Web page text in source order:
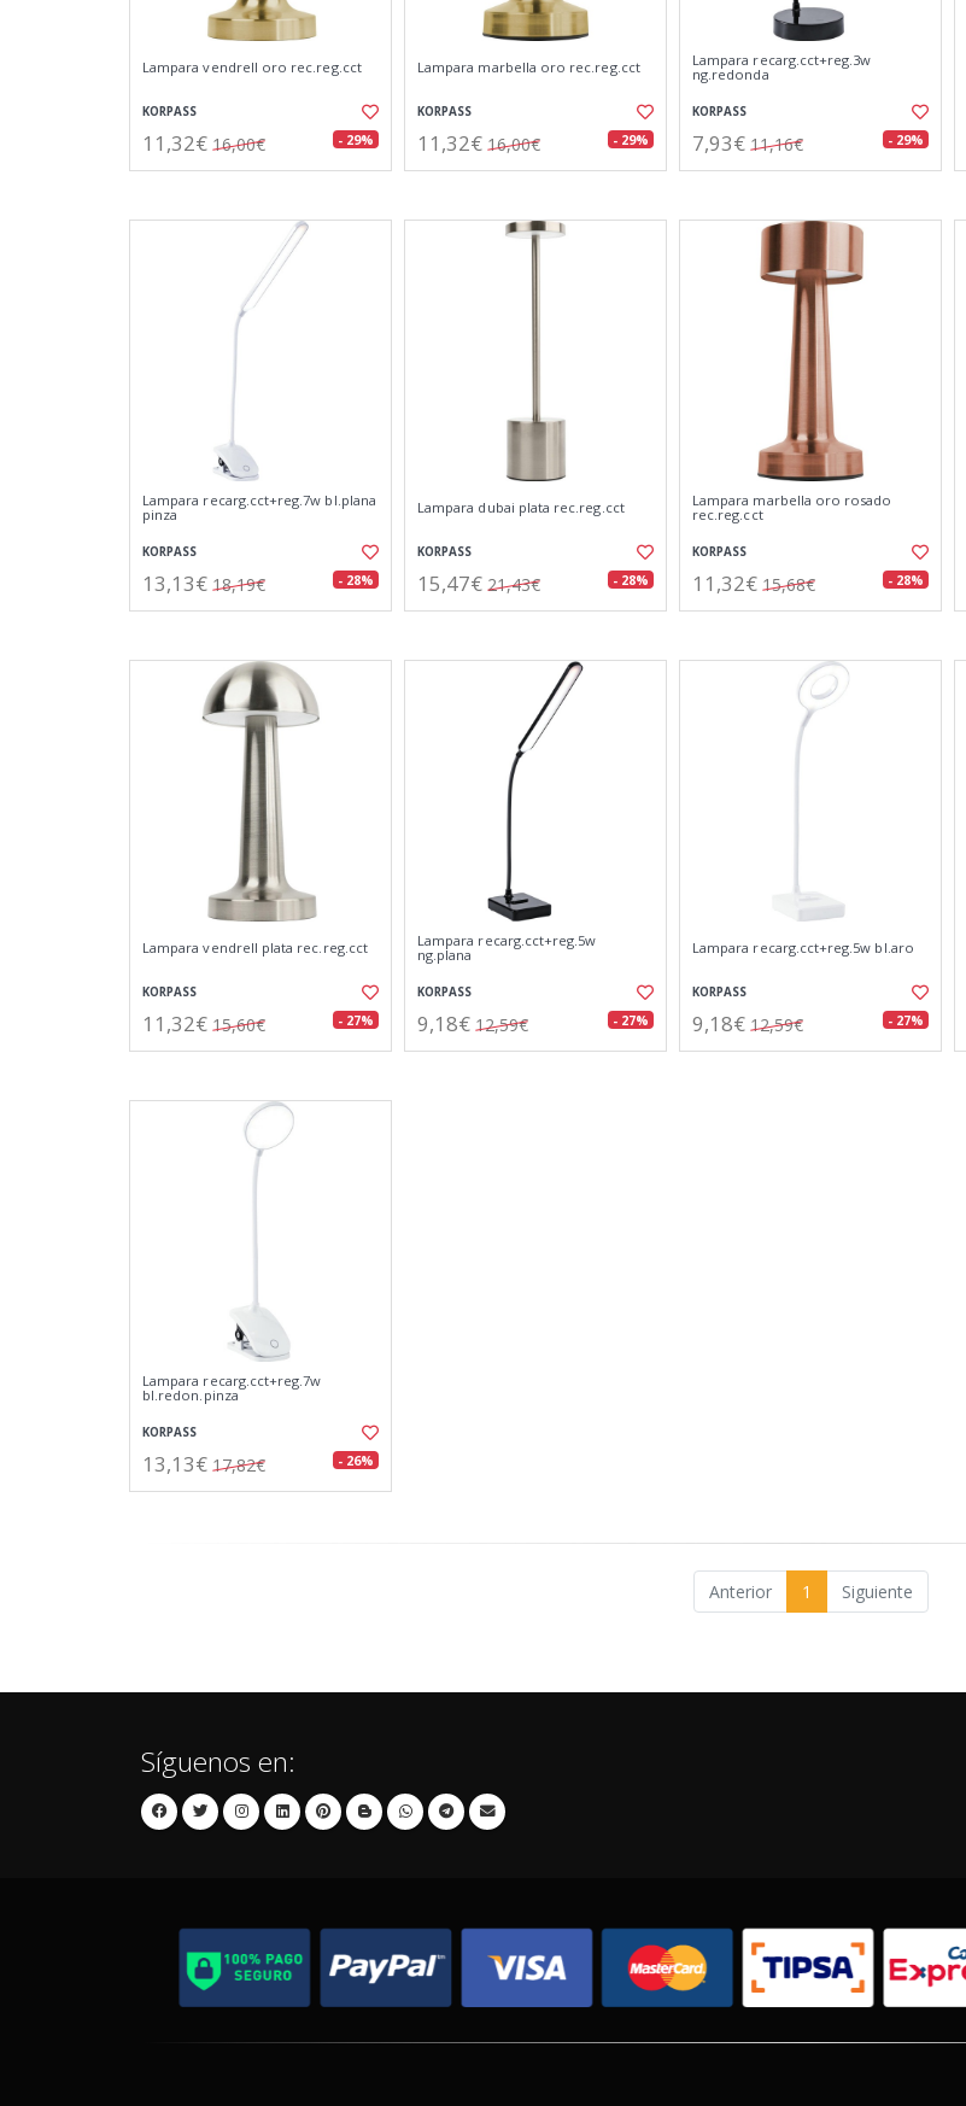
Lampara vendrell oro rec.reg.cct
KORPASS
11,32€ 16,00€ - 29%
Lampara marbella oro rec.reg.cct
KORPASS
11,32€ 16,00€ - 29%
Lampara recarg.cct+reg.3w
ng.redonda
KORPASS
7,93€ 11,16€ - 29%
Lampara recarg.cct+reg.7w bl.plana
pinza
KORPASS
13,13€ 18,19€ - 28%
Lampara dubai plata rec.reg.cct
KORPASS
15,47€ 21,43€ - 28%
Lampara marbella oro rosado
rec.reg.cct
KORPASS
11,32€ 15,68€ - 28%
Lampara vendrell plata rec.reg.cct
KORPASS
11,32€ 15,60€ - 27%
Lampara recarg.cct+reg.5w
ng.plana
KORPASS
9,18€ 12,59€ - 27%
Lampara recarg.cct+reg.5w bl.aro
KORPASS
9,18€ 12,59€ - 27%
Lampara recarg.cct+reg.7w
bl.redon.pinza
KORPASS
13,13€ 17,82€ - 26%
Anterior 1 Siguiente
Síguenos en: